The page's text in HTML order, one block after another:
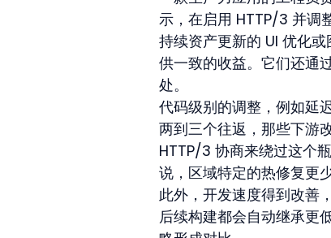
示，在启用 HTTP/3 并
持续资产更新的 UI 优化
供一致的收益。它们还通
处。
代码级别的调整，例如延
两到三个往返，那些下游
HTTP/3 协商来绕过这个
说，区域特定的热修复更
此外，开发速度得到改善
后续构建都会自动继承更